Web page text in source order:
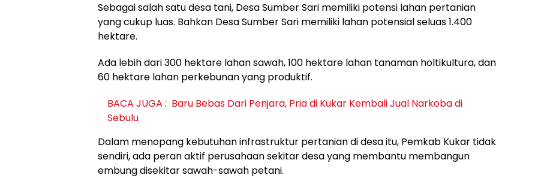
Sebagai salah satu desa tani, Desa Sumber Sari memiliki potensi lahan pertanian
yang cukup luas. Bahkan Desa Sumber Sari memiliki lahan potensial seluas 1.400
hektare.
Ada lebih dari 300 hektare lahan sawah, 100 hektare lahan tanaman holtikultura, dan
60 hektare lahan perkebunan yang produktif.
BACA JUGA : Baru Bebas Dari Penjara, Pria di Kukar Kembali Jual Narkoba di
Sebulu
Dalam menopang kebutuhan infrastruktur pertanian di desa itu, Pemkab Kukar tidak
sendiri, ada peran aktif perusahaan sekitar desa yang membantu membangun
embung disekitar sawah-sawah petani.